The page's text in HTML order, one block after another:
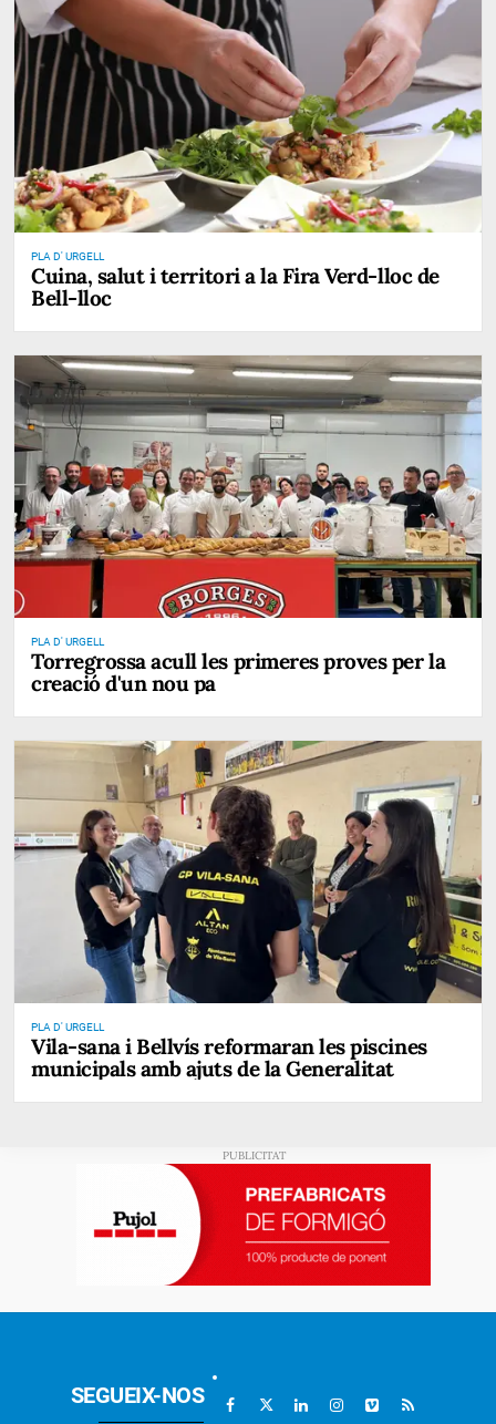
PLA D' URGELL
Cuina, salut i territori a la Fira Verd-lloc de
Bell-lloc
PLA D' URGELL
Torregrossa acull les primeres proves per la
creació d'un nou pa
PLA D' URGELL
Vila-sana i Bellvís reformaran les piscines
municipals amb ajuts de la Generalitat
SEGUEIX-NOS